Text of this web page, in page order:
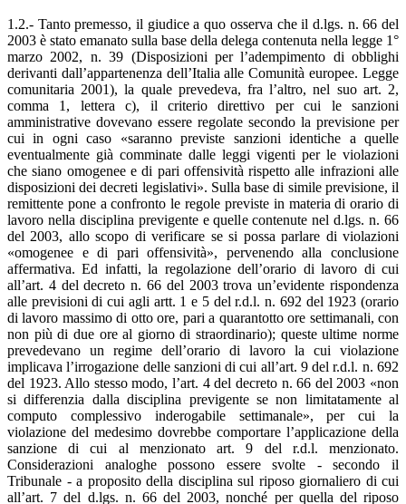
1.2.- Tanto premesso, il giudice a quo osserva che il d.lgs. n. 66 del
2003 è stato emanato sulla base della delega contenuta nella legge 1°
marzo 2002, n. 39 (Disposizioni per l’adempimento di obblighi
derivanti dall’appartenenza dell’Italia alle Comunità europee. Legge
comunitaria 2001), la quale prevedeva, fra l’altro, nel suo art. 2,
comma 1, lettera c), il criterio direttivo per cui le sanzioni
amministrative dovevano essere regolate secondo la previsione per
cui in ogni caso «saranno previste sanzioni identiche a quelle
eventualmente già comminate dalle leggi vigenti per le violazioni
che siano omogenee e di pari offensività rispetto alle infrazioni alle
disposizioni dei decreti legislativi». Sulla base di simile previsione, il
remittente pone a confronto le regole previste in materia di orario di
lavoro nella disciplina previgente e quelle contenute nel d.lgs. n. 66
del 2003, allo scopo di verificare se si possa parlare di violazioni
«omogenee e di pari offensività», pervenendo alla conclusione
affermativa. Ed infatti, la regolazione dell’orario di lavoro di cui
all’art. 4 del decreto n. 66 del 2003 trova un’evidente rispondenza
alle previsioni di cui agli artt. 1 e 5 del r.d.l. n. 692 del 1923 (orario
di lavoro massimo di otto ore, pari a quarantotto ore settimanali, con
non più di due ore al giorno di straordinario); queste ultime norme
prevedevano un regime dell’orario di lavoro la cui violazione
implicava l’irrogazione delle sanzioni di cui all’art. 9 del r.d.l. n. 692
del 1923. Allo stesso modo, l’art. 4 del decreto n. 66 del 2003 «non
si differenzia dalla disciplina previgente se non limitatamente al
computo complessivo inderogabile settimanale», per cui la
violazione del medesimo dovrebbe comportare l’applicazione della
sanzione di cui al menzionato art. 9 del r.d.l. menzionato.
Considerazioni analoghe possono essere svolte - secondo il
Tribunale - a proposito della disciplina sul riposo giornaliero di cui
all’art. 7 del d.lgs. n. 66 del 2003, nonché per quella del riposo